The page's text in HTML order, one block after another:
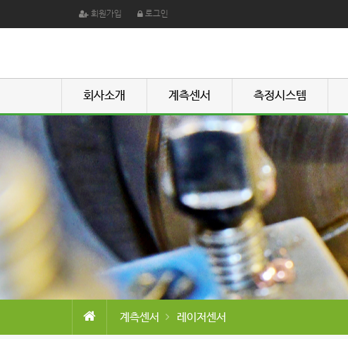
회원가입 로그인
회사소개 계측센서 측정시스템
계측센서 레이저센서